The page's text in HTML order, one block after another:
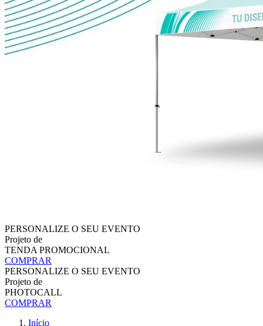
PERSONALIZE O SEU EVENTO
Projeto de
TENDA PROMOCIONAL
COMPRAR
PERSONALIZE O SEU EVENTO
Projeto de
PHOTOCALL
COMPRAR
Início